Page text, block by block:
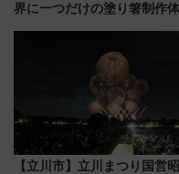
界に一つだけの塗り箸制作
【立川市】立川まつり国営